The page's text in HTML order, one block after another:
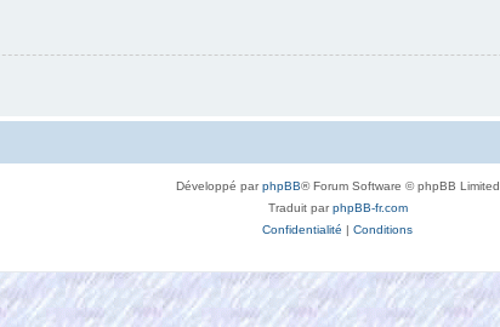
Développé parphpBB® Forum Software © phpBB Limited
Traduit parphpBB-fr.com
Confidentialité | Conditions